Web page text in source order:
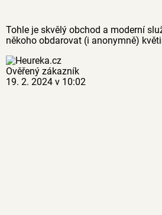
Tohle je skvělý obchod a moderní
někoho obdarovat (i anonymně)
Ověřený zákazník
19. 2. 2024 v 10:02